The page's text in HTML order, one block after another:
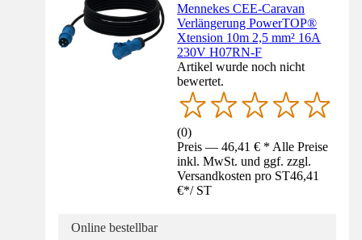
Mennekes CEE-Caravan
Verlängerung PowerTOP®
Xtension 10m 2,5 mm² 16A
230V H07RN-F
Artikel wurde noch nicht
bewertet.
(0)
Preis — 46,41 € * Alle Preise
inkl. MwSt. und ggf. zzgl.
Versandkosten pro ST46,41
€*/ ST
Online bestellbar